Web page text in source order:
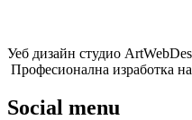
Уеб дизайн студио
Професионална изработка
Social menu